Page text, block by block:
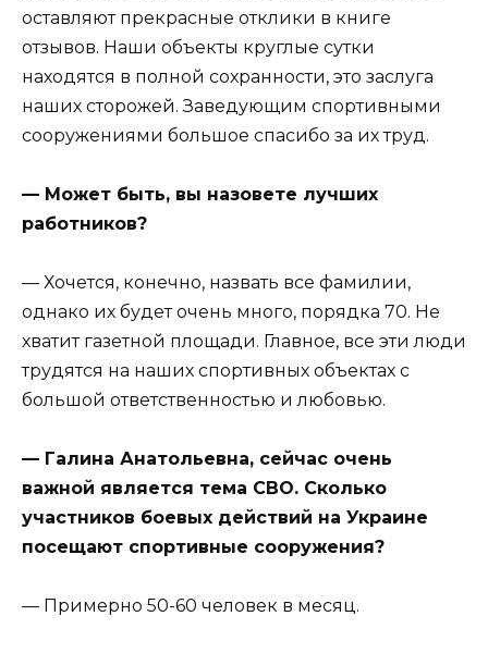
оставляют прекрасные отклики в книге
отзывов. Наши объекты круглые сутки
находятся в полной сохранности, это заслуга
наших сторожей. Заведующим спортивными
сооружениями большое спасибо за их труд.
— Может быть, вы назовете лучших
работников?
— Хочется, конечно, назвать все фамилии,
однако их будет очень много, порядка 70. Не
хватит газетной площади. Главное, все эти люди
трудятся на наших спортивных объектах с
большой ответственностью и любовью.
— Галина Анатольевна, сейчас очень
важной является тема СВО. Сколько
участников боевых действий на Украине
посещают спортивные сооружения?
— Примерно 50-60 человек в месяц.